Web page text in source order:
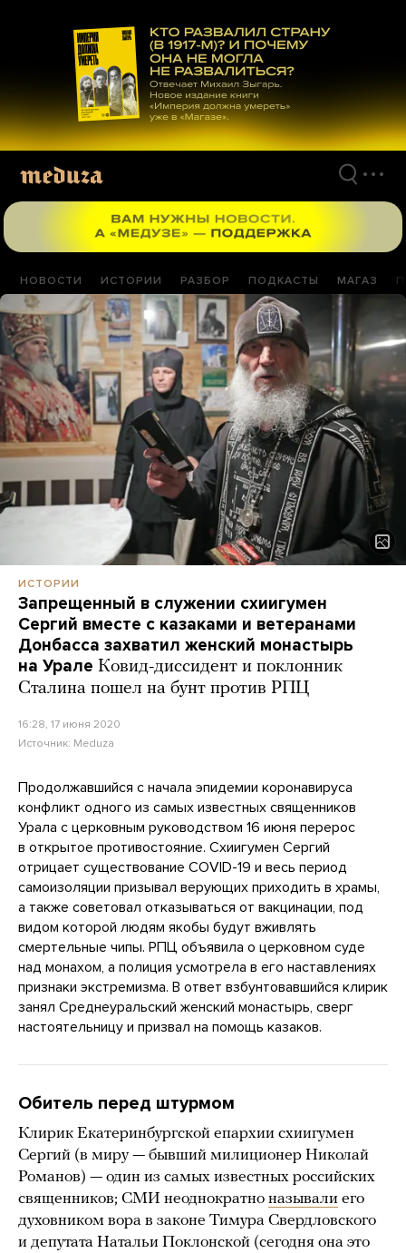
материалам
НОВОСТИ ИСТОРИИ РАЗБОР ПОДКАСТЫ МАГАЗ
ИСТОРИИ
Запрещенный в служении схиигумен
Сергий вместе с казаками и ветеранами
Донбасса захватил женский монастырь
на Урале Ковид-диссидент и поклонник
Сталина пошел на бунт против РПЦ
16:28, 17 июня 2020
Источник: Meduza
Продолжавшийся с начала эпидемии коронавируса
конфликт одного из самых известных священников
Урала с церковным руководством 16 июня перерос
в открытое противостояние. Схиигумен Сергий
отрицает существование COVID-19 и весь период
самоизоляции призывал верующих приходить в храмы,
а также советовал отказываться от вакцинации, под
видом которой людям якобы будут вживлять
смертельные чипы. РПЦ объявила о церковном суде
над монахом, а полиция усмотрела в его наставлениях
признаки экстремизма. В ответ взбунтовавшийся клирик
занял Среднеуральский женский монастырь, сверг
настоятельницу и призвал на помощь казаков.
Обитель перед штурмом
Клирик Екатеринбургской епархии схиигумен
Сергий (в миру — бывший милиционер Николай
Романов) — один из самых известных российских
священников; СМИ неоднократно называли его
духовником вора в законе Тимура Свердловского
и депутата Натальи Поклонской (сегодня она это